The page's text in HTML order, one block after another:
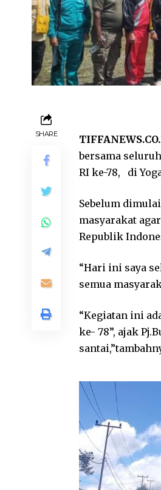
SHARE
bersama
RI ke-78, di
Sebelum
masyarakat
Republik
“Hari ini saya
semua
“Kegiatan ini
ke- 78”, ajak